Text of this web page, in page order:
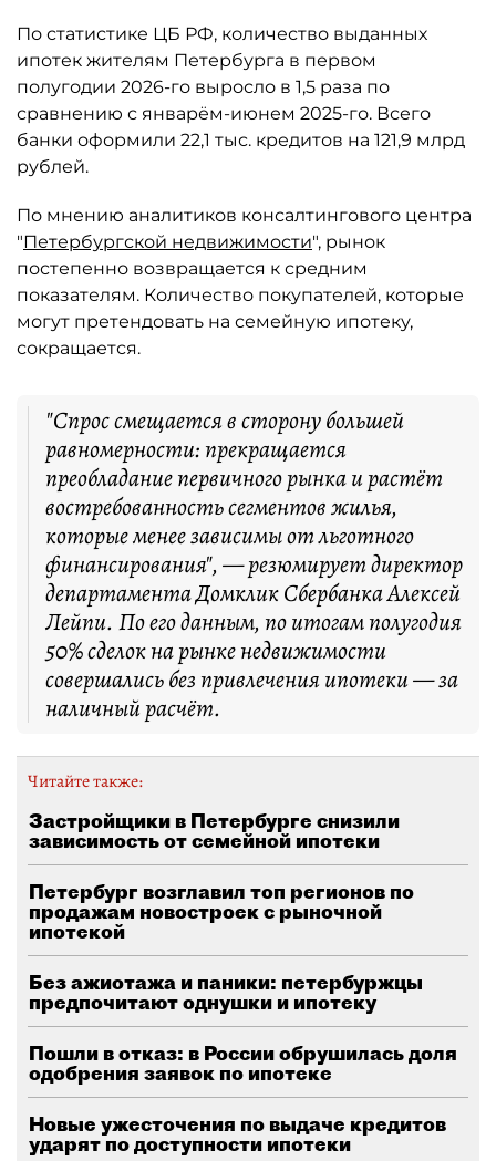
По статистике ЦБ РФ, количество выданных
ипотек жителям Петербурга в первом
полугодии 2026-го выросло в 1,5 раза по
сравнению с январём-июнем 2025-го. Всего
банки оформили 22,1 тыс. кредитов на 121,9 млрд
рублей.
По мнению аналитиков консалтингового центра
"Петербургской недвижимости", рынок
постепенно возвращается к средним
показателям. Количество покупателей, которые
могут претендовать на семейную ипотеку,
сокращается.
"Спрос смещается в сторону большей
равномерности: прекращается
преобладание первичного рынка и растёт
востребованность сегментов жилья,
которые менее зависимы от льготного
финансирования", — резюмирует директор
департамента Домклик Сбербанка Алексей
Лейпи. По его данным, по итогам полугодия
50% сделок на рынке недвижимости
совершались без привлечения ипотеки — за
наличный расчёт.
Читайте также:
Застройщики в Петербурге снизили
зависимость от семейной ипотеки
Петербург возглавил топ регионов по
продажам новостроек с рыночной
ипотекой
Без ажиотажа и паники: петербуржцы
предпочитают однушки и ипотеку
Пошли в отказ: в России обрушилась доля
одобрения заявок по ипотеке
Новые ужесточения по выдаче кредитов
ударят по доступности ипотеки